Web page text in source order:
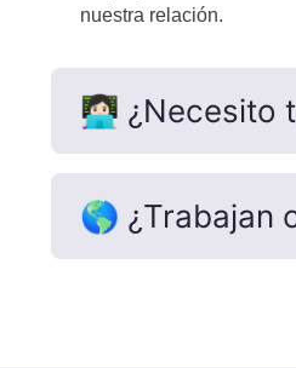
nuestra relación.
👩🏻‍💻
🌎 ¿Trabajan